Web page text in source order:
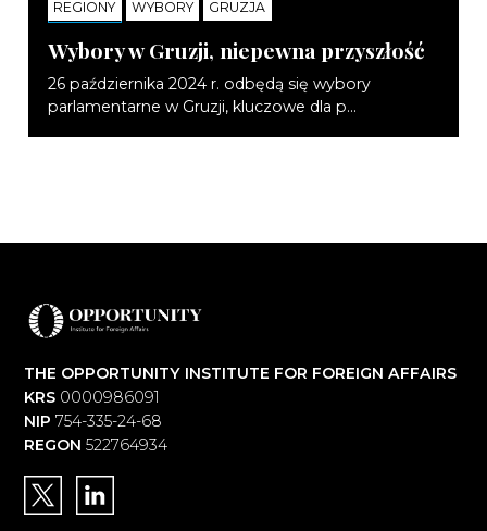
REGIONY WYBORY GRUZJA
NOTATKI
Wybory w Gruzji, niepewna przyszłość
26 października 2024 r. odbędą się wybory
parlamentarne w Gruzji, kluczowe dla p...
THE OPPORTUNITY INSTITUTE FOR FOREIGN AFFAIRS
KRS0000986091
NIP 754-335-24-68
REGON 522764934